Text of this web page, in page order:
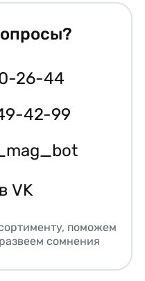
26-44
42-99
VK
поможем
сомнения